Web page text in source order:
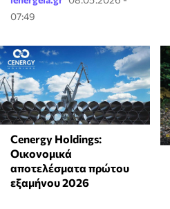
07:49
Cenergy Holdings:
Οικονομικά
αποτελέσματα πρώτου
εξαμήνου 2026